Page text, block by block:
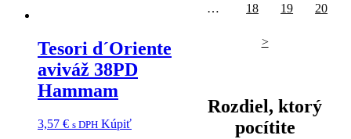
Tesori d´Oriente
aviváž 38PD
Hammam
3,57 € s DPH Kúpiť
… 18 19 20
>
Rozdiel, ktorý
pocítite